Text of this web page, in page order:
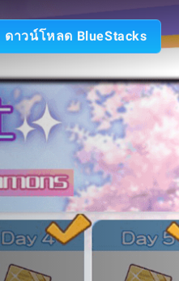
ดาวน์โหลด BlueStacks